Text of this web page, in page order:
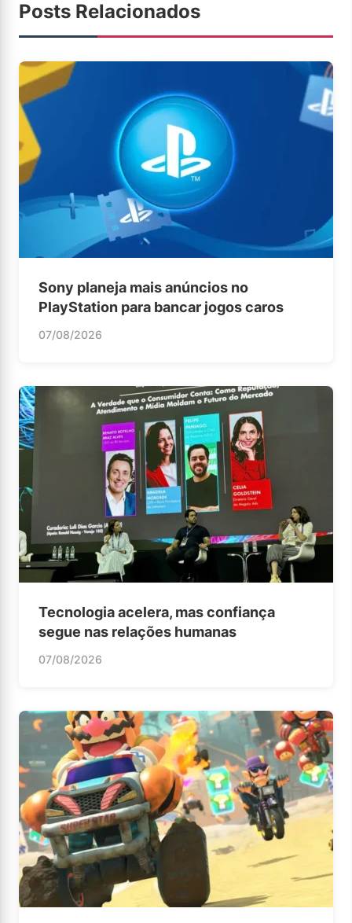
Posts Relacionados
Sony planeja mais anúncios no
PlayStation para bancar jogos caros
07/08/2026
Tecnologia acelera, mas confiança
segue nas relações humanas
07/08/2026